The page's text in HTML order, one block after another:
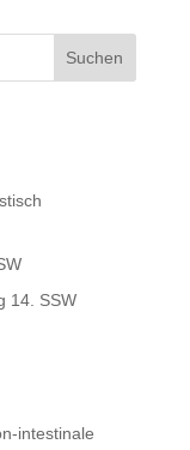
14. SSW
intestinale